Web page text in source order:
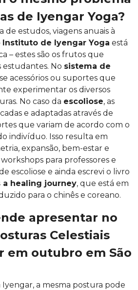
de Iyengar Yoga?
de estudos, viagens anuais à
Instituto de Iyengar Yoga está
– estes são os frutos que
estudantes. No sistema de
acessórios ou suportes que
experimentar os diversos
No caso da escoliose, as
e adaptadas através de
que variam de acordo com o
indivíduo. Isso resulta em
expansão, bem-estar e
para professores e
escoliose e ainda escrevi o livro
a healing journey, que está em
para o chinês e coreano.
apresentar no
Celestiais
em outubro em São
Iyengar, a mesma postura pode